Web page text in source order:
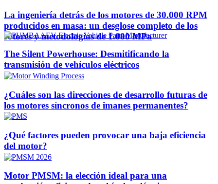
La ingeniería detrás de los motores de 30.000 RPM
producidos en masa: un desglose completo de los
rotores y metodologías de 1.000 MPa
The Silent Powerhouse: Desmitificando la
transmisión de vehículos eléctricos
¿Cuáles son las direcciones de desarrollo futuras de
los motores síncronos de imanes permanentes?
¿Qué factores pueden provocar una baja eficiencia
del motor?
Motor PMSM: la elección ideal para una